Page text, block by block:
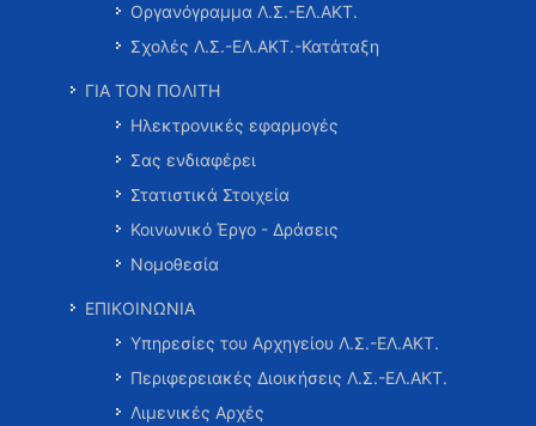
Οργανόγραμμα Λ.Σ.-ΕΛ.ΑΚΤ.
Σχολές Λ.Σ.-ΕΛ.ΑΚΤ.-Κατάταξη
ΓΙΑ ΤΟΝ ΠΟΛΙΤΗ
Ηλεκτρονικές εφαρμογές
Σας ενδιαφέρει
Στατιστικά Στοιχεία
Κοινωνικό Έργο - Δράσεις
Νομοθεσία
ΕΠΙΚΟΙΝΩΝΙΑ
Υπηρεσίες του Αρχηγείου Λ.Σ.-ΕΛ.ΑΚΤ.
Περιφερειακές Διοικήσεις Λ.Σ.-ΕΛ.ΑΚΤ.
Λιμενικές Αρχές